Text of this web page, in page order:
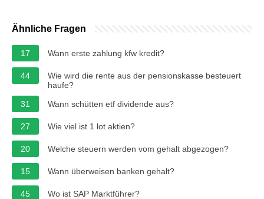
Ähnliche Fragen
17 Wann erste zahlung kfw kredit?
44
Wie wird die rente aus der pensionskasse besteuert
haufe?
31
Wann schütten etf dividende aus?
27 Wie viel ist 1 lot aktien?
20 Welche steuern werden vom gehalt abgezogen?
15 Wann überweisen banken gehalt?
45 Wo ist SAP Marktführer?